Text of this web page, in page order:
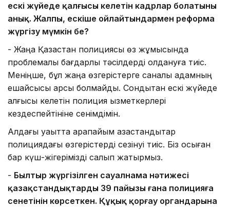
ескі жүйеде қалғысы келетін кадрлар болатыны
анық. Жалпы, ескіше ойлайтындармен реформа
жүргізу мүмкін бе?
- Жаңа Қазақстан полициясы өз жұмысында
проблемалық бағдарлы тәсілдерді қолдануға тиіс.
Меніңше, бұл жаңа өзгерістерге саналы адамның
ешқайсысы қарсы болмайды. Сондықтан ескі жүйеде
қалғысы келетін полиция қызметкерлері
кездеспейтініне сенімдімін.
Алдағы уақытта қарапайым қазақстандықтар
полициядағы өзгерістерді сезінуі тиіс. Біз осыған
бар күш-жігерімізді салып жатырмыз.
- Былтыр жүргізілген сауалнама нәтижесі
қазақстандықтардың 39 пайызы ғана полицияға
сенетінін көрсеткен. Құқық қорғау органдарына